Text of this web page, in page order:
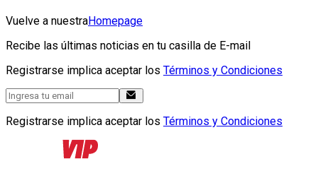
Vuelve a nuestraHomepage
Recibe las últimas noticias en tu casilla de E-mail
Registrarse implica aceptar los Términos y Condiciones
Registrarse implica aceptar los Términos y Condiciones